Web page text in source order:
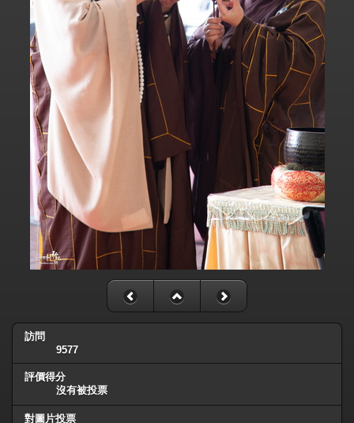
訪問
9577
評價得分
沒有被投票
對圖片投票